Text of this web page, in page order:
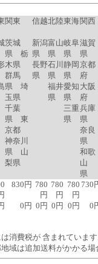
関東 信越北陸東海関西
茨城
県 栃
木県
群馬
県 埼
玉県
千葉
県 東
京都
神奈川
県 山
梨県
新潟
県
長野
県
富山
県
石川
県
福井
県
岐阜
県
静岡
県
愛知
県
三重
県
滋賀
県
京都
府
大阪
府
兵庫
県
奈良
県
和歌
山
県
830円 780
円
780
円
780
円
730
0円 0円 0円 0円 0
消費税が 含まれています
域は追加送料がかかる場